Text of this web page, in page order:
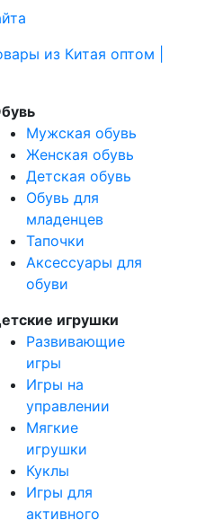
Мужская обувь
Женская обувь
Детская обувь
Обувь для
младенцев
Тапочки
Аксессуары для
обуви
игрушки
Развивающие
игры
Игры на
управлении
Мягкие
игрушки
Куклы
Игры для
активного